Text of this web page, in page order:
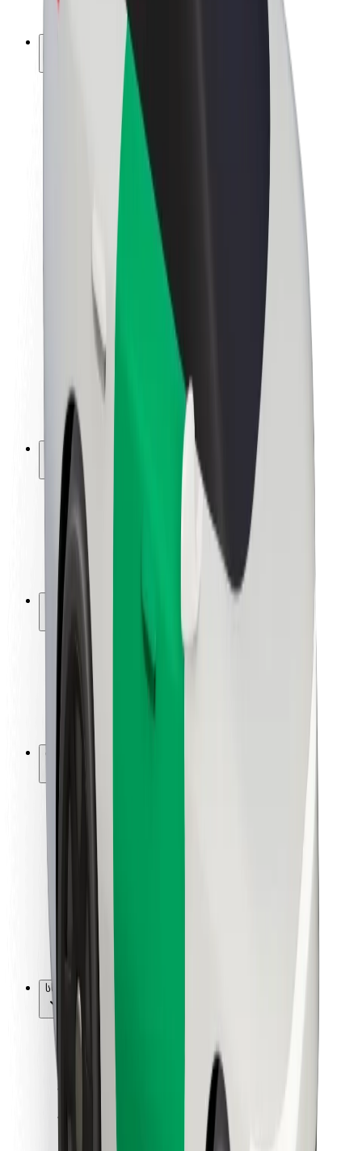
ფრენჩაიზი
ვაკანსიები
Bolt-ის შესახებ
Bolt და ეკომეგობრულობა
ნულოვანი პროექტი
სიახლეები
ბრენდის გზამკვლევი
მისია
ინვესტორებთან ურთიერთობა
ლიდერობა
ბრენდი
მედია
ურბანული ფონდი
უსაფრთხოება
მგზავრების უსაფრთხოება
მძღოლების უსაფრთხოება
სკუტერის უსაფრთხოება
უსაფრთხოება
ქალაქები
ლოკაციები
ქალაქი უკეთესობისკენ
აეროპორტები
Bolt-ის დასატენი სადგური
მხარდაჭერა
მგზავრებისთვის
მძღოლებისთვის
კურიერებისთვის
ავტოპარკის მფლობელებისთვის
რესტორნებისთვის
Bolt for Business
სხვა
მომწოდებლები